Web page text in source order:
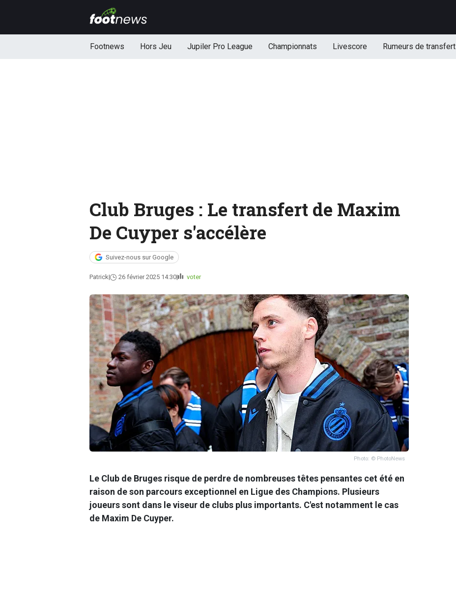
Footnews Hors Jeu Jupiler Pro League Championnats Livescore Rumeurs de transfert
Club Bruges : Le transfert de Maxim
De Cuyper s'accélère
Suivez-nous sur Google
Patrick 26 février 2025 14:30 voter
Photo: © PhotoNews
Le Club de Bruges risque de perdre de nombreuses têtes pensantes cet été en
raison de son parcours exceptionnel en Ligue des Champions. Plusieurs
joueurs sont dans le viseur de clubs plus importants. C'est notamment le cas
de Maxim De Cuyper.